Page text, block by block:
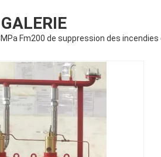
GALERIE
Fm200 de suppression des incendies